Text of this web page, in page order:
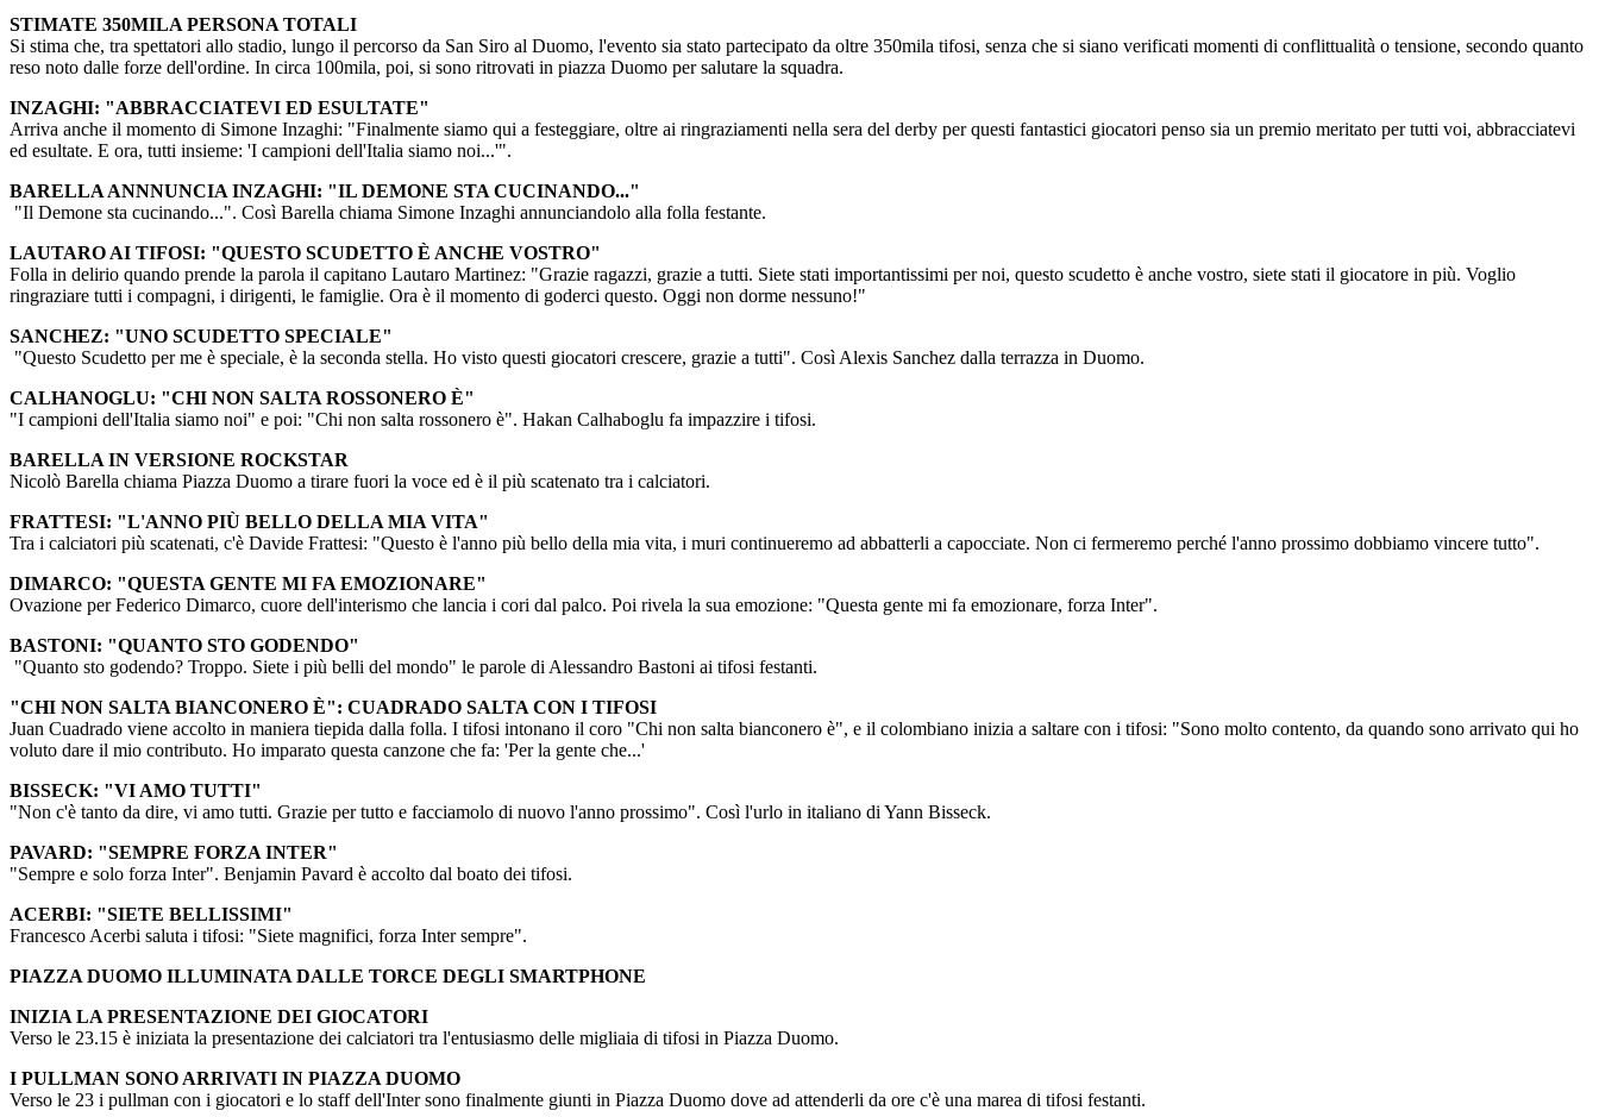
STIMATE 350MILA PERSONA TOTALI
Si stima che, tra spettatori allo stadio, lungo il percorso da San Siro al Duomo, l'evento sia stato partecipato da oltre 350mila tifosi, senza che si siano verificati momenti di conflittualità o tensione, secondo quanto
reso noto dalle forze dell'ordine. In circa 100mila, poi, si sono ritrovati in piazza Duomo per salutare la squadra.
INZAGHI: "ABBRACCIATEVI ED ESULTATE"
Arriva anche il momento di Simone Inzaghi: "Finalmente siamo qui a festeggiare, oltre ai ringraziamenti nella sera del derby per questi fantastici giocatori penso sia un premio meritato per tutti voi, abbracciatevi
ed esultate. E ora, tutti insieme: 'I campioni dell'Italia siamo noi...'".
BARELLA ANNNUNCIA INZAGHI: "IL DEMONE STA CUCINANDO..."
"Il Demone sta cucinando...". Così Barella chiama Simone Inzaghi annunciandolo alla folla festante.
LAUTARO AI TIFOSI: "QUESTO SCUDETTO È ANCHE VOSTRO"
Folla in delirio quando prende la parola il capitano Lautaro Martinez: "Grazie ragazzi, grazie a tutti. Siete stati importantissimi per noi, questo scudetto è anche vostro, siete stati il giocatore in più. Voglio
ringraziare tutti i compagni, i dirigenti, le famiglie. Ora è il momento di goderci questo. Oggi non dorme nessuno!"
SANCHEZ: "UNO SCUDETTO SPECIALE"
"Questo Scudetto per me è speciale, è la seconda stella. Ho visto questi giocatori crescere, grazie a tutti". Così Alexis Sanchez dalla terrazza in Duomo.
CALHANOGLU: "CHI NON SALTA ROSSONERO È"
"I campioni dell'Italia siamo noi" e poi: "Chi non salta rossonero è". Hakan Calhaboglu fa impazzire i tifosi.
BARELLA IN VERSIONE ROCKSTAR
Nicolò Barella chiama Piazza Duomo a tirare fuori la voce ed è il più scatenato tra i calciatori.
FRATTESI: "L'ANNO PIÙ BELLO DELLA MIA VITA"
Tra i calciatori più scatenati, c'è Davide Frattesi: "Questo è l'anno più bello della mia vita, i muri continueremo ad abbatterli a capocciate. Non ci fermeremo perché l'anno prossimo dobbiamo vincere tutto".
DIMARCO: "QUESTA GENTE MI FA EMOZIONARE"
Ovazione per Federico Dimarco, cuore dell'interismo che lancia i cori dal palco. Poi rivela la sua emozione: "Questa gente mi fa emozionare, forza Inter".
BASTONI: "QUANTO STO GODENDO"
"Quanto sto godendo? Troppo. Siete i più belli del mondo" le parole di Alessandro Bastoni ai tifosi festanti.
"CHI NON SALTA BIANCONERO È": CUADRADO SALTA CON I TIFOSI
Juan Cuadrado viene accolto in maniera tiepida dalla folla. I tifosi intonano il coro "Chi non salta bianconero è", e il colombiano inizia a saltare con i tifosi: "Sono molto contento, da quando sono arrivato qui ho
voluto dare il mio contributo. Ho imparato questa canzone che fa: 'Per la gente che...'
BISSECK: "VI AMO TUTTI"
"Non c'è tanto da dire, vi amo tutti. Grazie per tutto e facciamolo di nuovo l'anno prossimo". Così l'urlo in italiano di Yann Bisseck.
PAVARD: "SEMPRE FORZA INTER"
"Sempre e solo forza Inter". Benjamin Pavard è accolto dal boato dei tifosi.
ACERBI: "SIETE BELLISSIMI"
Francesco Acerbi saluta i tifosi: "Siete magnifici, forza Inter sempre".
PIAZZA DUOMO ILLUMINATA DALLE TORCE DEGLI SMARTPHONE
INIZIA LA PRESENTAZIONE DEI GIOCATORI
Verso le 23.15 è iniziata la presentazione dei calciatori tra l'entusiasmo delle migliaia di tifosi in Piazza Duomo.
I PULLMAN SONO ARRIVATI IN PIAZZA DUOMO
Verso le 23 i pullman con i giocatori e lo staff dell'Inter sono finalmente giunti in Piazza Duomo dove ad attenderli da ore c'è una marea di tifosi festanti.